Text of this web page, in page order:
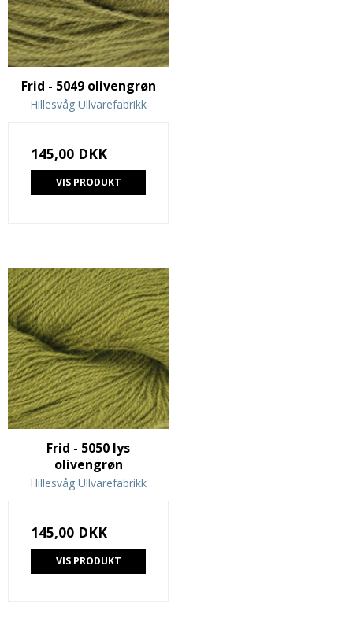
Frid - 5049 olivengrøn
Hillesvåg Ullvarefabrikk
145,00 DKK
VIS PRODUKT
Frid - 5050 lys
olivengrøn
Hillesvåg Ullvarefabrikk
145,00 DKK
VIS PRODUKT